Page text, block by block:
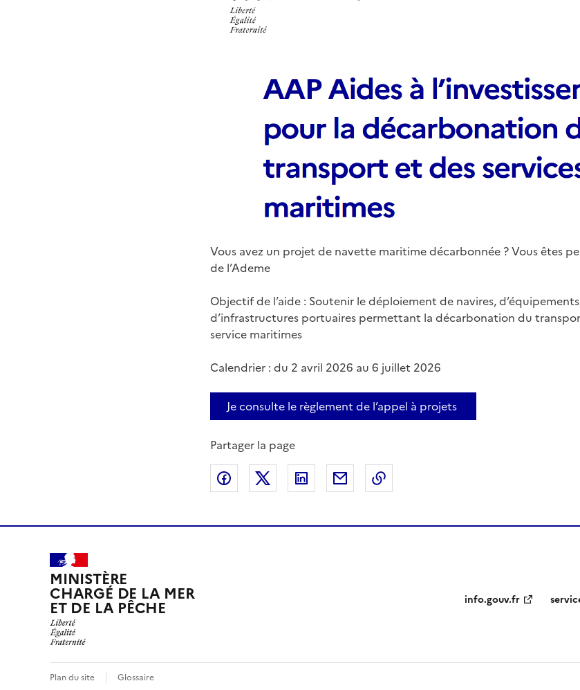
Vous avez un projet de navette maritime décarbonnée ? Vous êtes
de l’Ademe
Objectif de l’aide : Soutenir le déploiement de navires,
d’infrastructures portuaires permettant la décarbonation du
service maritimes
Calendrier : du 2 avril 2026 au 6 juillet 2026
Je consulte le règlement de l’appel à projets
Partager la page
Partager sur Facebook
Partager sur XPartager sur LinkedIn
Partager par emailCopier le lien de la page dans le
MINISTÈRE
CHARGÉ DE LA MER
ET DE LA PÊCHE info.gouv.fr
Plan du site Glossaire